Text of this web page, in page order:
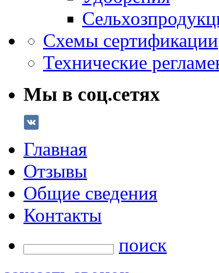
Схемы сертификации
Технические
Мы в соц.сетях
Главная
Отзывы
Общие сведения
Контакты
поиск